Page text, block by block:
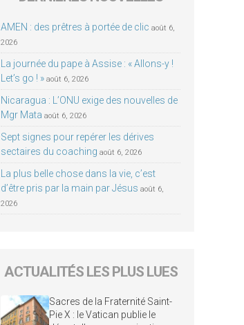
AMEN : des prêtres à portée de clic août 6,
2026
La journée du pape à Assise : « Allons-y !
Let’s go ! » août 6, 2026
Nicaragua : L’ONU exige des nouvelles de
Mgr Mata août 6, 2026
Sept signes pour repérer les dérives
sectaires du coaching août 6, 2026
La plus belle chose dans la vie, c’est
d’être pris par la main par Jésus août 6,
2026
ACTUALITÉS LES PLUS LUES
Sacres de la Fraternité Saint-
Pie X : le Vatican publie le